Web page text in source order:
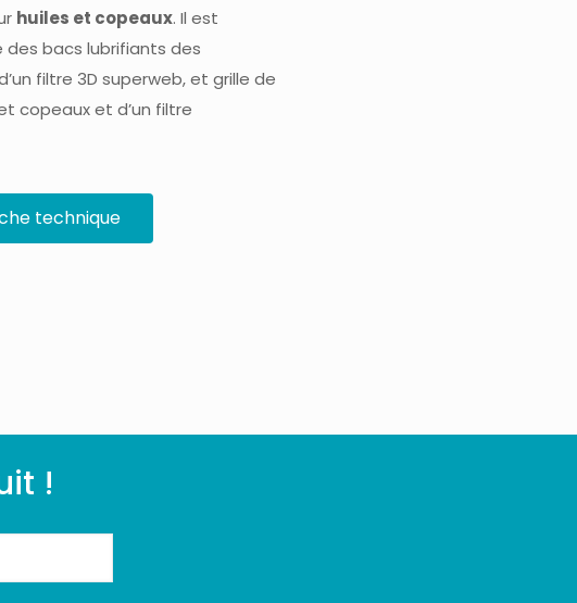
huiles et copeaux. Il est
bacs lubrifiants des
filtre 3D superweb, et grille de
copeaux et d’un filtre
technique
!